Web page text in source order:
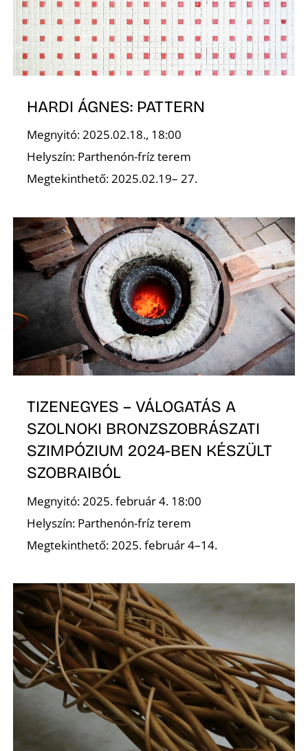
HARDI ÁGNES: PATTERN
Megnyitó: 2025.02.18., 18:00
Helyszín: Parthenón-fríz terem
Megtekinthető: 2025.02.19– 27.
TIZENEGYES – VÁLOGATÁS A
SZOLNOKI BRONZSZOBRÁSZATI
SZIMPÓZIUM 2024-BEN KÉSZÜLT
SZOBRAIBÓL
Megnyitó: 2025. február 4. 18:00
Helyszín: Parthenón-fríz terem
Megtekinthető: 2025. február 4–14.